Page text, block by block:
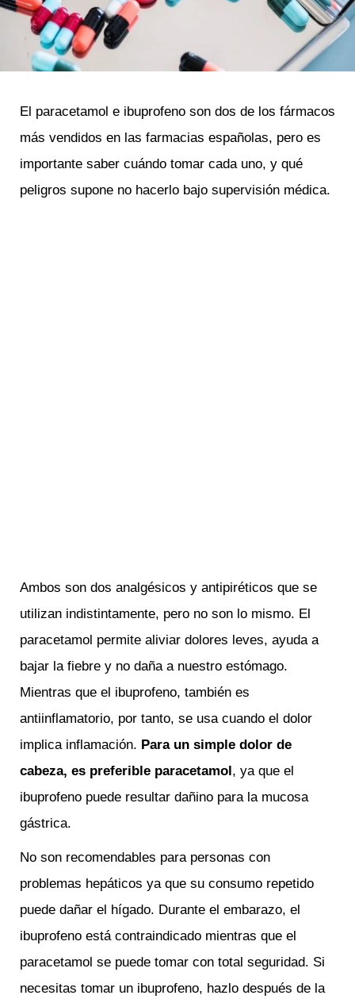
El paracetamol e ibuprofeno son dos de los fármacos
más vendidos en las farmacias españolas, pero es
importante saber cuándo tomar cada uno, y qué
peligros supone no hacerlo bajo supervisión médica.
Ambos son dos analgésicos y antipiréticos que se
utilizan indistintamente, pero no son lo mismo. El
paracetamol permite aliviar dolores leves, ayuda a
bajar la fiebre y no daña a nuestro estómago.
Mientras que el ibuprofeno, también es
antiinflamatorio, por tanto, se usa cuando el dolor
implica inflamación. Para un simple dolor de
cabeza, es preferible paracetamol , ya que el
ibuprofeno puede resultar dañino para la mucosa
gástrica.
No son recomendables para personas con
problemas hepáticos ya que su consumo repetido
puede dañar el hígado. Durante el embarazo, el
ibuprofeno está contraindicado mientras que el
paracetamol se puede tomar con total seguridad. Si
necesitas tomar un ibuprofeno, hazlo después de la